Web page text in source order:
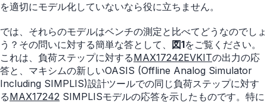
を適切にモデル化していないなら役に立ちません。
では、それらのモデルはベンチの測定と比べてどうなのでしょ
う？その問いに対する簡単な答として、
図1をご覧ください。
これは、負荷ステップに対するMAX17242EVKITの出力の応
答と、マキシムの新しいOASIS (Offline Analog Simulator
Including SIMPLIS)設計ツールでの同じ負荷ステップに対す
るMAX17242 SIMPLISモデルの応答を示したものです。特に